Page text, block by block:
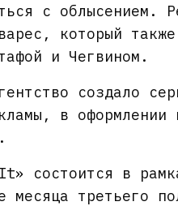
с облысением.
который
и Чегвином.
создало
в оформлении
состоится в
месяца третьего